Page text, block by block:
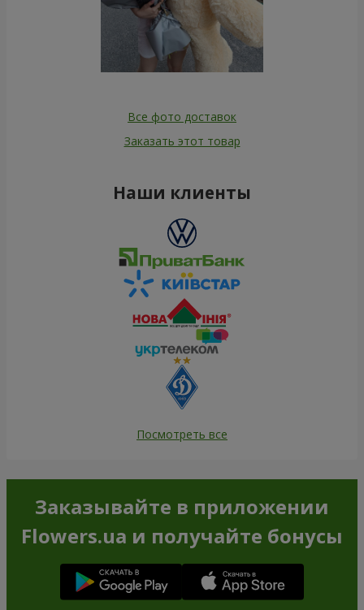
Все фото доставок
Заказать этот товар
Наши клиенты
Посмотреть все
Заказывайте в приложении
Flowers.ua и получайте бонусы